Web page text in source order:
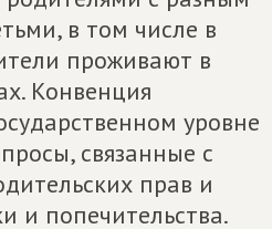
в том числе в
проживают в
Конвенция
уровне
связанные с
прав и
и попечительства.